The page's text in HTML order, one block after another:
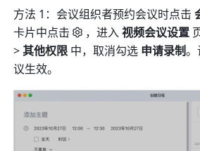
方法 1：会议组织者预约会议时点击
卡片中点击
，进入 视频会议设置
> 其他权限 中，取消勾选 申请录制
议生效。